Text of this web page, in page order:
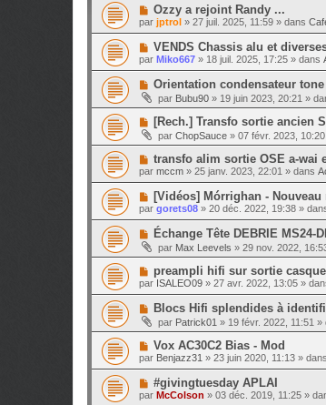
e
a
u
m
e
s
s
a
g
e
N
o
u
v
a
u
m
e
s
s
a
g
e
Ozzy a rejoint Randy ...
par jptrol » 27 juil. 2025, 11:59 » dans
N
o
u
e
a
u
m
e
s
s
a
g
e
VENDS Chassis alu et
par Miko667 » 18 juil. 2025, 17:25 » dans
N
u
v
a
u
m
e
s
s
a
g
e
Orientation condensateur
par Bubu90 » 19 juin 2023, 20:21 »
N
o
u
e
a
u
m
e
s
s
a
g
e
[Rech.] Transfo sortie ancien
par ChopSauce » 07 févr. 2023, 10:20
N
o
u
v
a
u
m
e
s
a
g
e
transfo alim sortie OSE a-wai
par mccm » 25 janv. 2023, 22:01 » dans
N
o
u
v
e
a
u
m
e
s
s
a
g
e
[Vidéos] Mórrighan -
par gorets08 » 20 déc. 2022, 19:38 »
N
u
a
u
m
e
s
s
g
e
Échange Tête DEBRIE MS24-
par Max Leevels » 29 nov. 2022,
N
o
u
v
e
a
u
m
e
s
a
g
preampli hifi sur sortie casque
par ISALEO09 » 27 avr. 2022, 13:05 »
N
u
v
a
u
m
e
Blocs Hifi splendides à
par Patrick01 » 19 févr. 2022, 11:51 »
N
o
u
e
a
Vox AC30C2 Bias - Mod
par Benjazz31 » 23 juin 2020, 11:13 » dans
N
o
u
#givingtuesday APLAI
par McColson » 03 déc. 2019, 11:25 »